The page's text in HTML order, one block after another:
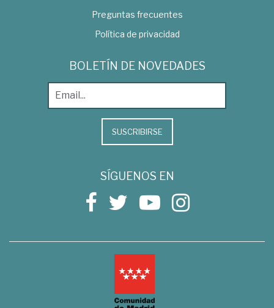
Preguntas frecuentes
Política de privacidad
BOLETÍN DE NOVEDADES
SUSCRIBIRSE
SÍGUENOS EN